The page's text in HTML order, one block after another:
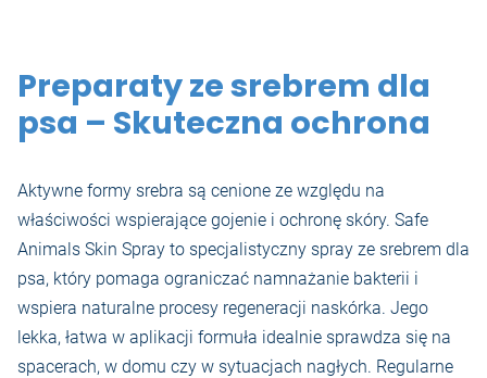
Preparaty ze srebrem dla
psa – Skuteczna ochrona
Aktywne formy srebra są cenione ze względu na
właściwości wspierające gojenie i ochronę skóry. Safe
Animals Skin Spray to specjalistyczny spray ze srebrem dla
psa, który pomaga ograniczać namnażanie bakterii i
wspiera naturalne procesy regeneracji naskórka. Jego
lekka, łatwa w aplikacji formuła idealnie sprawdza się na
spacerach, w domu czy w sytuacjach nagłych. Regularne